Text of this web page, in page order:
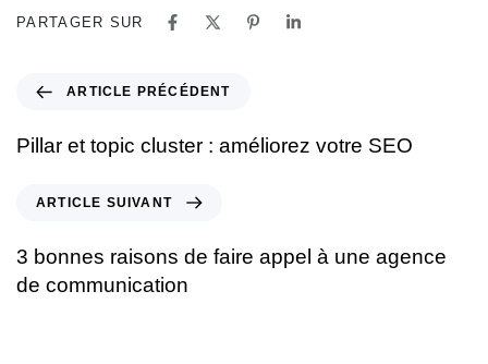
PARTAGER SUR
ARTICLE PRÉCÉDENT
Pillar et topic cluster : améliorez votre SEO
ARTICLE SUIVANT
3 bonnes raisons de faire appel à une agence
de communication